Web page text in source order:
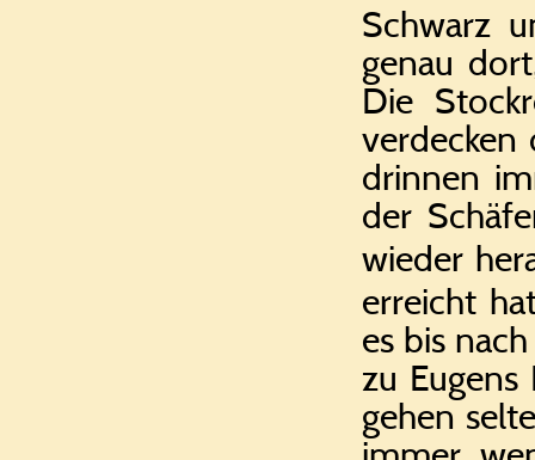
Schwarz
genau
Die
verdecken
drinnen
der
wieder
erreicht
es bis
zu Eugens
gehen